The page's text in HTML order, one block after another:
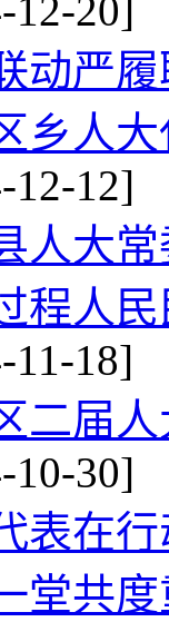
12-20]
动严
乡人
12-12]
人大
程人
11-18]
二届
10-30]
表在
堂共度